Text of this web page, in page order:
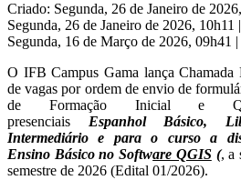
Criado: Segunda, 26 de Janeiro de
Segunda, 26 de Janeiro de 2026, 10h11 |
Segunda, 16 de Março de 2026, 09h41 |
O IFB Campus Gama lança Chamada
de vagas por ordem de envio de
de Formação Inicial e
presenciais Espanhol Básico,
Intermediário e para o curso a
Ensino Básico no Software QGIS(, a
semestre de 2026 (Edital 01/2026).